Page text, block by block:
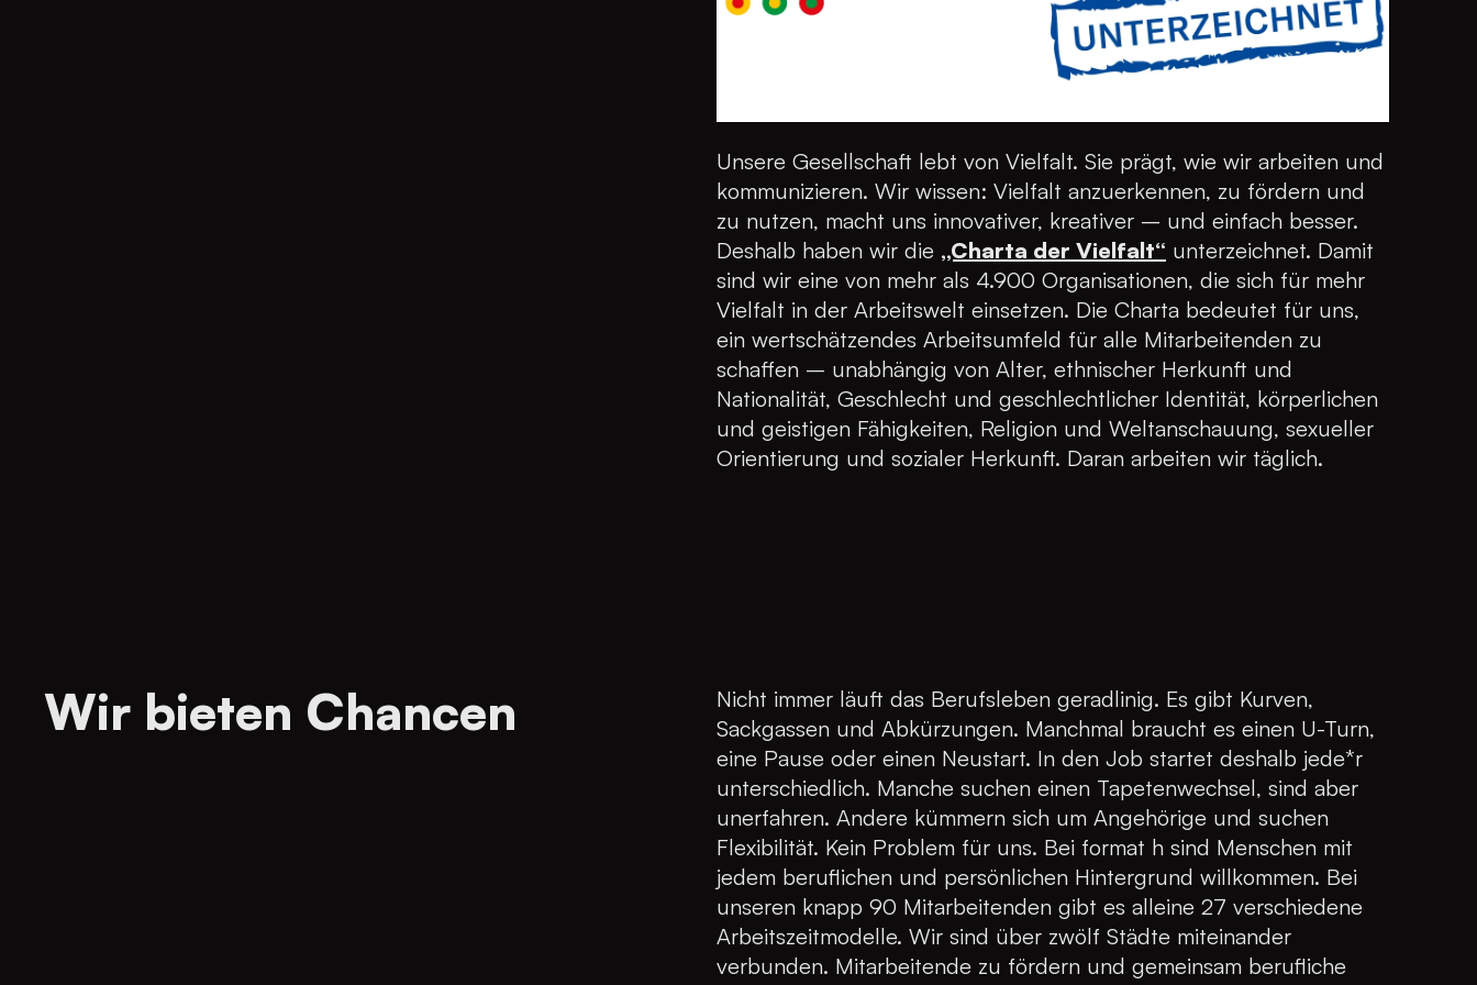
Unsere Gesellschaft lebt von Vielfalt. Sie prägt, wie wir arbeiten und
kommunizieren. Wir wissen: Vielfalt anzuerkennen, zu fördern und
zu nutzen, macht uns innovativer, kreativer – und einfach besser.
Deshalb haben wir die „Charta der Vielfalt“ unterzeichnet. Damit
sind wir eine von mehr als 4.900 Organisationen, die sich für mehr
Vielfalt in der Arbeitswelt einsetzen. Die Charta bedeutet für uns,
ein wertschätzendes Arbeitsumfeld für alle Mitarbeitenden zu
schaffen – unabhängig von Alter, ethnischer Herkunft und
Nationalität, Geschlecht und geschlechtlicher Identität, körperlichen
und geistigen Fähigkeiten, Religion und Weltanschauung, sexueller
Orientierung und sozialer Herkunft. Daran arbeiten wir täglich.
Wir bieten Chancen
Nicht immer läuft das Berufsleben geradlinig. Es gibt Kurven,
Sackgassen und Abkürzungen. Manchmal braucht es einen U-Turn,
eine Pause oder einen Neustart. In den Job startet deshalb jede*r
unterschiedlich. Manche suchen einen Tapetenwechsel, sind aber
unerfahren. Andere kümmern sich um Angehörige und suchen
Flexibilität. Kein Problem für uns. Bei format h sind Menschen mit
jedem beruflichen und persönlichen Hintergrund willkommen. Bei
unseren knapp 90 Mitarbeitenden gibt es alleine 27 verschiedene
Arbeitszeitmodelle. Wir sind über zwölf Städte miteinander
verbunden. Mitarbeitende zu fördern und gemeinsam berufliche